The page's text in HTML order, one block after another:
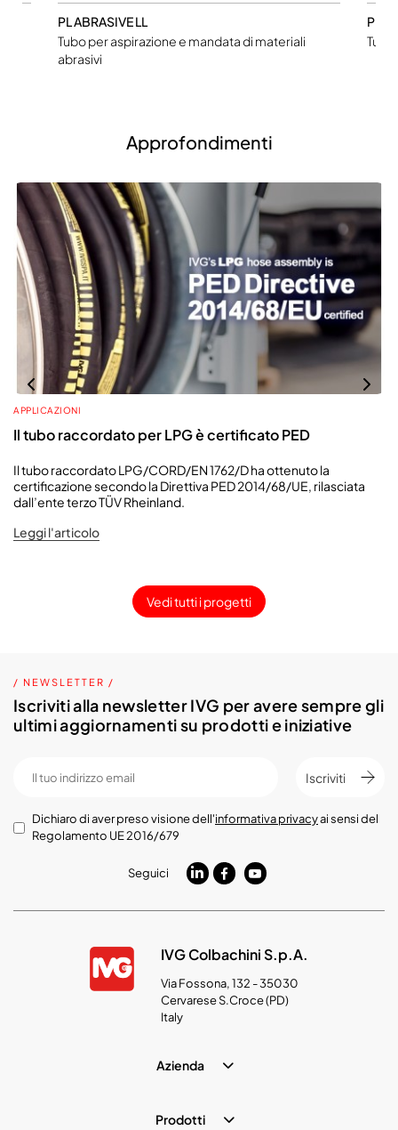
PL ABRASIVE LL
Tubo per aspirazione e mandata di materiali
abrasivi
PL
Approfondimenti
APPLICAZIONI
Il tubo raccordato per LPG è certificato PED
Il tubo raccordato LPG/CORD/EN 1762/D ha ottenuto la
certificazione secondo la Direttiva PED 2014/68/UE, rilasciata
dall’ente terzo TÜV Rheinland.
Leggi l'articolo
Vedi tutti i progetti
/ NEWSLETTER /
Iscriviti alla newsletter IVG per avere sempre gli
ultimi aggiornamenti su prodotti e iniziative
Iscriviti
Dichiaro di aver preso visione dell'informativa privacyai sensi del
Regolamento UE 2016/679
Seguici
IVG Colbachini S.p.A.
Via Fossona, 132 - 35030
Cervarese S.Croce (PD)
Italy
Azienda
Prodotti